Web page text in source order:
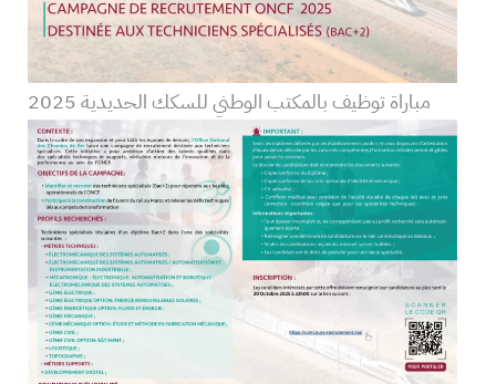
مباراة توظيف بالمكتب الوطني للسكك الحديدية 2025